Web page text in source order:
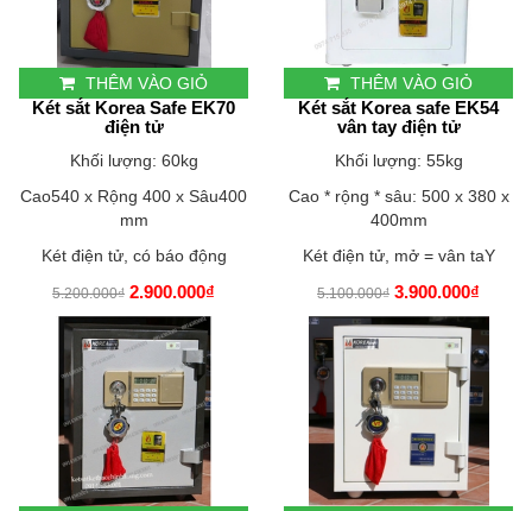
THÊM VÀO GIỎ
Két sắt Korea Safe EK70
điện tử
Khối lượng: 60kg
Cao540 x Rộng 400 x Sâu400
mm
Két điện tử, có báo động
5.200.000₫ 2.900.000₫
THÊM VÀO GIỎ
Két sắt Korea safe EK54
vân tay điện tử
Khối lượng: 55kg
Cao * rộng * sâu: 500 x 380 x
400mm
Két điện tử, mở = vân taY
5.100.000₫ 3.900.000₫